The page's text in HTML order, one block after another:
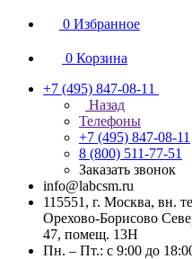
0 Избранное
0 Корзина
+7 (495) 847-08-11
Назад
Телефоны
+7 (495) 847-08-11
8 (800) 511-77-51
Заказать звонок
info@labcsm.ru
115551, г. Москва, вн.
Орехово-Борисово
47, помещ. 13Н
Пн. – Пт.: с 9:00 до